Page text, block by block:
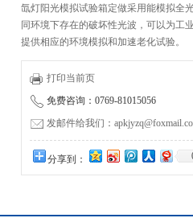
氙灯阳光模拟试验箱定做采用能模拟全
同环境下存在的破坏性光波，可以为工
提供相应的环境模拟和加速老化试验。
打印当前页
免费咨询：0769-81015056
发邮件给我们：
分享到：